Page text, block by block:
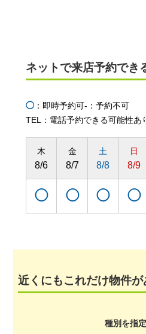
ネットで来店予約でき
◯：即時予約可-：予約不可
TEL：電話予約できる可能性あ
木
8/6
◯
金
8/7
◯
土
8/8
◯
日
8/9
◯
近くにもこれだけ物件が
種別を指